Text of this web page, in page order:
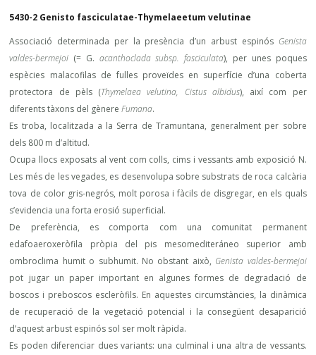
5430-2 Genisto fasciculatae-Thymelaeetum velutinae
Associació determinada per la presència d’un arbust espinós Genista
valdes-bermejoi (= G. acanthoclada subsp. fasciculata), per unes poques
espècies malacofilas de fulles proveïdes en superfície d’una coberta
protectora de pèls (Thymelaea velutina, Cistus albidus), així com per
diferents tàxons del gènereFumana.
Es troba, localitzada a la Serra de Tramuntana, generalment per sobre
dels 800 m d’altitud.
Ocupa llocs exposats al vent com colls, cims i vessants amb exposició N.
Les més de les vegades, es desenvolupa sobre substrats de roca calcària
tova de color gris-negrós, molt porosa i fàcils de disgregar, en els quals
s’evidencia una forta erosió superficial.
De preferència, es comporta com una comunitat permanent
edafoaeroxeròfila pròpia del pis mesomediteráneo superior amb
ombroclima humit o subhumit. No obstant això, Genista valdes-bermejoi
pot jugar un paper important en algunes formes de degradació de
boscos i preboscos escleròfils. En aquestes circumstàncies, la dinàmica
de recuperació de la vegetació potencial i la consegüent desaparició
d’aquest arbust espinós sol ser molt ràpida.
Es poden diferenciar dues variants: una culminal i una altra de vessants.